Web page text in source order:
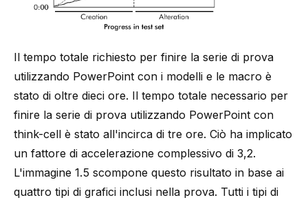
Il tempo totale richiesto per finire la serie di prova
utilizzando PowerPoint con i modelli e le macro è
stato di oltre dieci ore. Il tempo totale necessario per
finire la serie di prova utilizzando PowerPoint con
think-cell è stato all'incirca di tre ore. Ciò ha implicato
un fattore di accelerazione complessivo di 3,2.
L'immagine 1.5 scompone questo risultato in base ai
quattro tipi di grafici inclusi nella prova. Tutti i tipi di